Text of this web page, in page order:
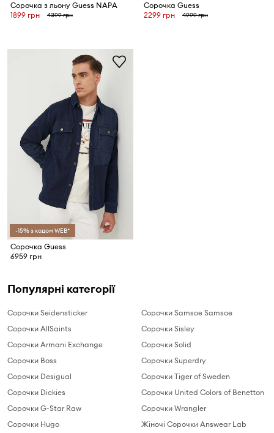
Сорочка з льону Guess NAPA
1899 грн
4399 грн
Сорочка Guess
2299 грн
4999 грн
-15% з кодом WEB*
Сорочка Guess
6959 грн
Популярні категорії
Сорочки Seidensticker
Сорочки AllSaints
Сорочки Armani Exchange
Сорочки Boss
Сорочки Desigual
Сорочки Dickies
Сорочки G-Star Raw
Сорочки Hugo
Сорочки Samsoe Samsoe
Сорочки Sisley
Сорочки Solid
Сорочки Superdry
Сорочки Tiger of Sweden
Сорочки United Colors of Benetton
Сорочки Wrangler
Жіночі Сорочки Answear Lab